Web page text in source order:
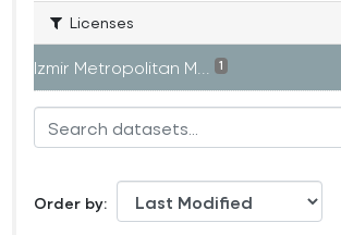
Licenses
Izmir Metropolitan M... 1
Order by